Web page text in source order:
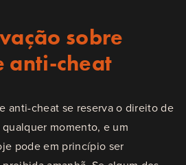
sobre
anti-cheat
anti-cheat se reserva o direito de
momento, e um
pode em princípio ser